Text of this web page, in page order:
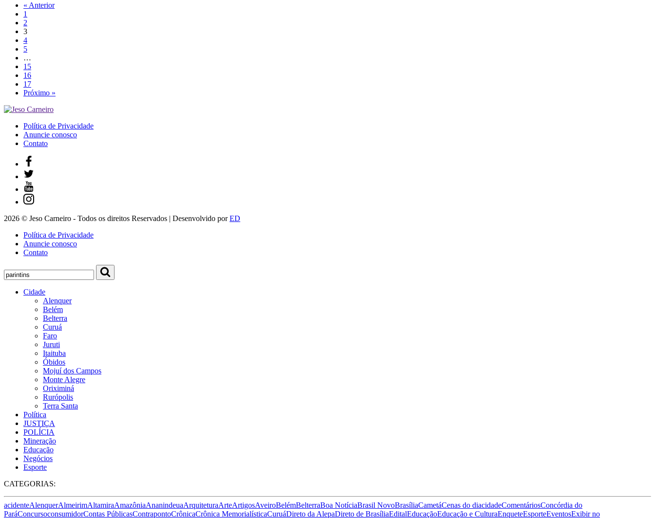
« Anterior
1
2
3
4
5
…
15
16
17
Próximo »
Política de Privacidade
Anuncie conosco
Contato
2026 © Jeso Carneiro - Todos os direitos Reservados | Desenvolvido porED
Política de Privacidade
Anuncie conosco
Contato
Cidade
Alenquer
Belém
Belterra
Curuá
Faro
Juruti
Itaituba
Óbidos
Mojuí dos Campos
Monte Alegre
Oriximiná
Rurópolis
Terra Santa
Política
JUSTIÇA
POLÍCIA
Mineração
Educação
Negócios
Esporte
CATEGORIAS:
acidenteAlenquerAlmeirimAltamiraAmazôniaAnanindeuaArquiteturaArteArtigosAveiroBelémBelterraBoa NotíciaBrasil NovoBrasíliaCametáCenas do diacidadeComentáriosConcórdia do
ParáConcursoconsumidorContas PúblicasContrapontoCrônicaCrônica MemorialísticaCuruáDireto da AlepaDireto de BrasíliaEditalEducaçãoEducação e CulturaEnqueteEsporteEventosExibir no